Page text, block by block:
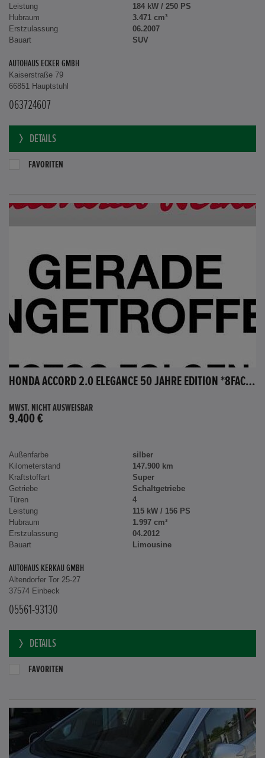
Leistung
184 kW / 250 PS
Hubraum
3.471 cm³
Erstzulassung
06.2007
Bauart
SUV
AUTOHAUS ECKER GMBH
Kaiserstraße 79
66851 Hauptstuhl
063724607
DETAILS
FAVORITEN
HONDA ACCORD 2.0 ELEGANCE 50 JAHRE EDITION *8FACH BEREIFT*
MWST. NICHT AUSWEISBAR
9.400 €
Außenfarbe
silber
Kilometerstand
147.900 km
Kraftstoffart
Super
Getriebe
Schaltgetriebe
Türen
4
Leistung
115 kW / 156 PS
Hubraum
1.997 cm³
Erstzulassung
04.2012
Bauart
Limousine
AUTOHAUS KERKAU GMBH
Altendorfer Tor 25-27
37574 Einbeck
05561-93130
DETAILS
FAVORITEN